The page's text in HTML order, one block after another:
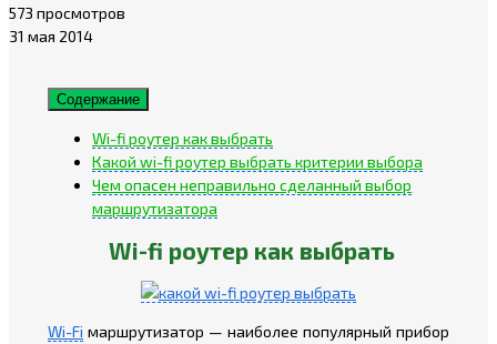
573 просмотров
31 мая 2014
Содержание
Wi-fi роутер как выбрать
Какой wi-fi роутер выбрать критерии выбора
Чем опасен неправильно сделанный выбор
маршрутизатора
Wi-fi роутер как выбрать
Wi-Fi маршрутизатор — наиболее популярный прибор